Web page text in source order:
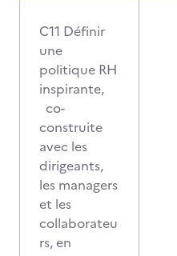
C11 Définir
une
politique RH
inspirante,
co-
construite
avec les
dirigeants,
les managers
et les
collaborateu
rs, en